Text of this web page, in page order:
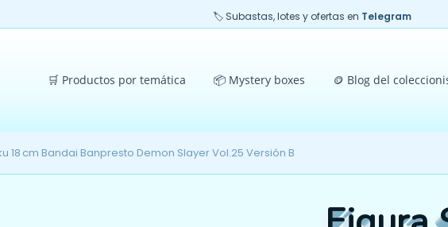
🏷️ Subastas, lotes y ofertas en Telegram
🛒 Productos por temática 📦 Mystery boxes 🪙 Blog del
18 cm Bandai Banpresto Demon Slayer Vol.25 Versión B